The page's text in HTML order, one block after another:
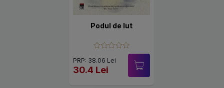
Podul de lut
PRP: 38.06 Lei
30.4 Lei